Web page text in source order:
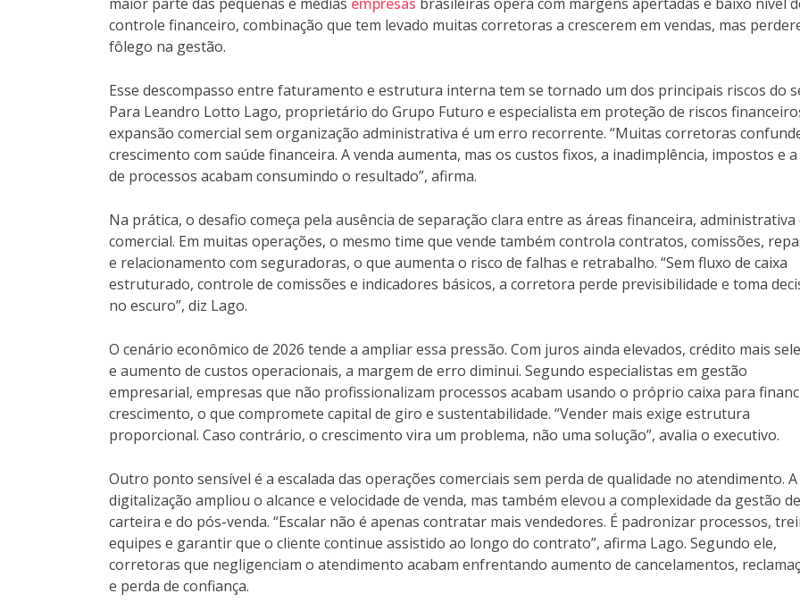
controle financeiro, combinação que tem levado muitas corretoras a crescerem em vendas, mas
fôlego na gestão.
Esse descompasso entre faturamento e estrutura interna tem se tornado um dos principais riscos do
Para Leandro Lotto Lago, proprietário do Grupo Futuro e especialista em proteção de riscos
expansão comercial sem organização administrativa é um erro recorrente. “Muitas corretoras
crescimento com saúde financeira. A venda aumenta, mas os custos fixos, a inadimplência, impostos e
de processos acabam consumindo o resultado”, afirma.
Na prática, o desafio começa pela ausência de separação clara entre as áreas financeira, administrativa
comercial. Em muitas operações, o mesmo time que vende também controla contratos, comissões,
e relacionamento com seguradoras, o que aumenta o risco de falhas e retrabalho. “Sem fluxo de caixa
estruturado, controle de comissões e indicadores básicos, a corretora perde previsibilidade e toma
no escuro”, diz Lago.
O cenário econômico de 2026 tende a ampliar essa pressão. Com juros ainda elevados, crédito mais
e aumento de custos operacionais, a margem de erro diminui. Segundo especialistas em gestão
empresarial, empresas que não profissionalizam processos acabam usando o próprio caixa para
crescimento, o que compromete capital de giro e sustentabilidade. “Vender mais exige estrutura
proporcional. Caso contrário, o crescimento vira um problema, não uma solução”, avalia o executivo.
Outro ponto sensível é a escalada das operações comerciais sem perda de qualidade no atendimento. A
digitalização ampliou o alcance e velocidade de venda, mas também elevou a complexidade da gestão de
carteira e do pós-venda. “Escalar não é apenas contratar mais vendedores. É padronizar processos,
equipes e garantir que o cliente continue assistido ao longo do contrato”, afirma Lago. Segundo ele,
corretoras que negligenciam o atendimento acabam enfrentando aumento de cancelamentos,
e perda de confiança.